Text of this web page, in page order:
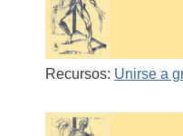
Recursos: Unirse a